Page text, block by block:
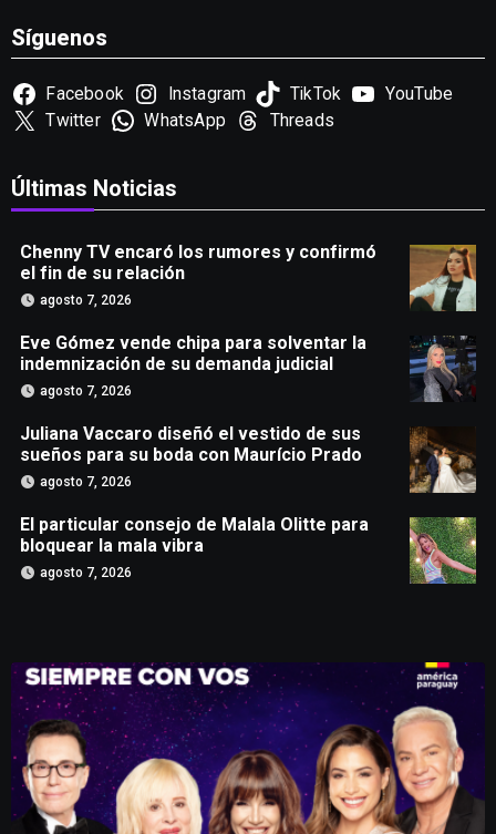
Síguenos
Facebook Instagram TikTok
YouTube
Twitter
WhatsApp Threads
Últimas Noticias
Chenny TV encaró los rumores y confirmó
el fin de su relación
agosto 7, 2026
Eve Gómez vende chipa para solventar la
indemnización de su demanda judicial
agosto 7, 2026
Juliana Vaccaro diseñó el vestido de sus
sueños para su boda con Maurício Prado
agosto 7, 2026
El particular consejo de Malala Olitte para
bloquear la mala vibra
agosto 7, 2026